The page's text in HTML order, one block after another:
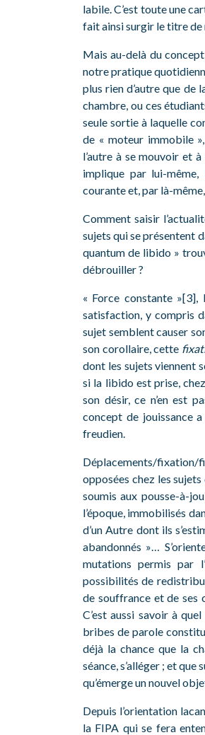
labile. C’est toute une
fait ainsi surgir le titre de
Mais au-delà du
notre pratique
plus rien d’autre que de
chambre, ou ces
seule sortie à laquelle
de « moteur immobile
l’autre à se mouvoir et
implique par lui-
courante et, par là-
Comment saisir
sujets qui se présentent
quantum de libido »
débrouiller ?
« Force constante
satisfaction, y compris
sujet semblent causer
son corollaire, cette
dont les sujets viennent
si la libido est prise,
son désir, ce n’en est
concept de jouissance
freudien.
Déplacements/fixation/
opposées chez les
soumis aux pousse-à-
l’époque, immobilisés
d’un Autre dont ils
abandonnés »…
mutations permis par
possibilités de
de souffrance et de ses
C’est aussi savoir à
bribes de parole
déjà la chance que la
séance, s’alléger ; et
qu’émerge un nouvel
Depuis l’orientation
la FIPA qui se fera